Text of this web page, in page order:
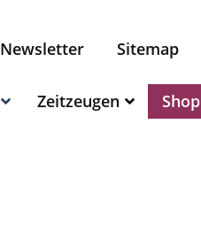
Newsletter Sitemap
Zeitzeugen Shop